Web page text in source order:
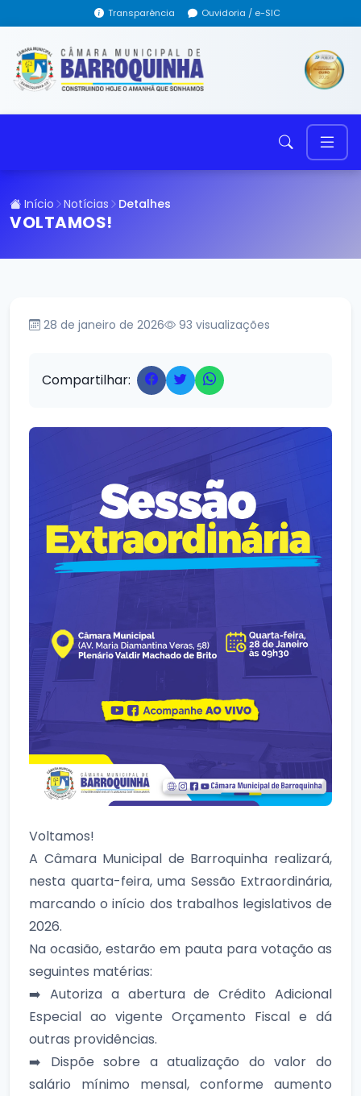
Transparência Ouvidoria / e-SIC
Início Notícias Detalhes
VOLTAMOS!
28 de janeiro de 2026 93 visualizações
Compartilhar:
Voltamos!
A Câmara Municipal de Barroquinha realizará,
nesta quarta-feira, uma Sessão Extraordinária,
marcando o início dos trabalhos legislativos de
2026.
Na ocasião, estarão em pauta para votação as
seguintes matérias:
➡️ Autoriza a abertura de Crédito Adicional
Especial ao vigente Orçamento Fiscal e dá
outras providências.
➡️ Dispõe sobre a atualização do valor do
salário mínimo mensal, conforme aumento